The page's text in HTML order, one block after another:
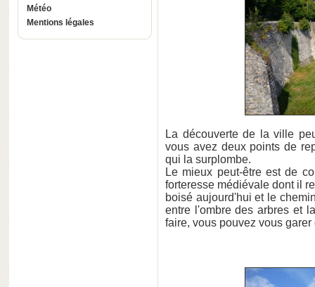
Météo
Mentions légales
La découverte de la ville
vous avez deux points de
qui la surplombe.
Le mieux peut-être est de
forteresse médiévale dont il
boisé aujourd'hui et le
entre l'ombre des arbres et
faire, vous pouvez vous